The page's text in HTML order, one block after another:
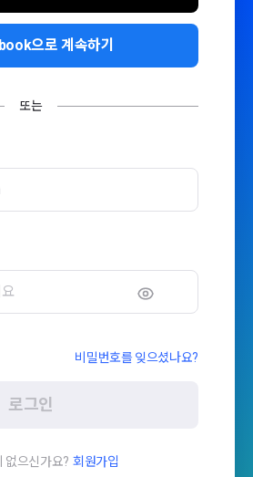
으로 계속하기
또는
비밀번호를 잊으셨나요?
로그인
없으신가요? 회원가입